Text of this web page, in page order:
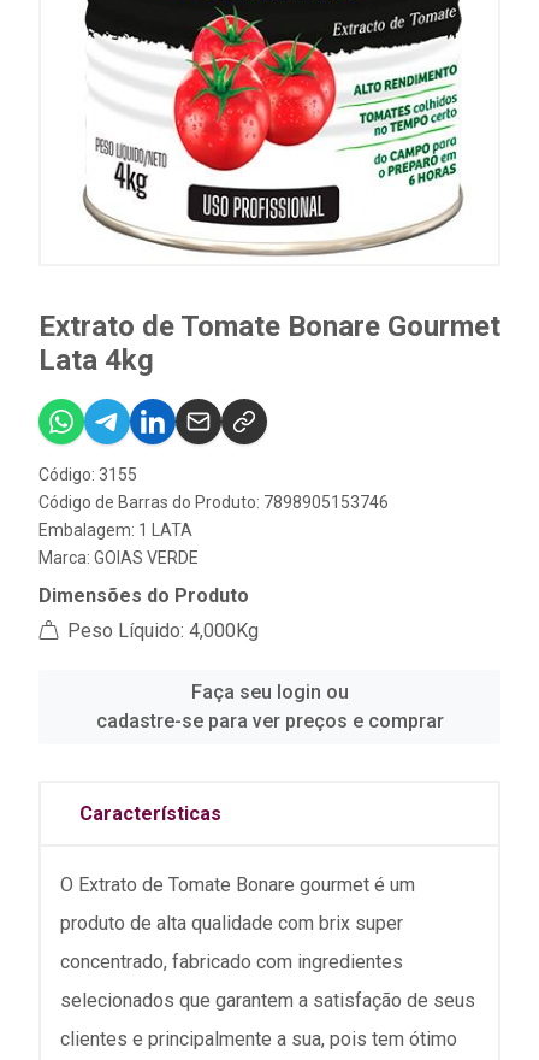
Extrato de Tomate Bonare Gourmet
Lata 4kg
Código: 3155
Código de Barras do Produto: 7898905153746
Embalagem: 1 LATA
Marca: GOIAS VERDE
Dimensões do Produto
Peso Líquido: 4,000Kg
Faça seu login ou
cadastre-se para ver preços e comprar
Características
O Extrato de Tomate Bonare gourmet é um
produto de alta qualidade com brix super
concentrado, fabricado com ingredientes
selecionados que garantem a satisfação de seus
clientes e principalmente a sua, pois tem ótimo